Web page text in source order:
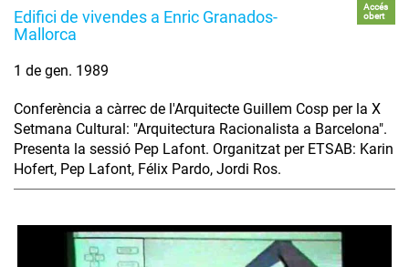
Edifici de vivendes a Enric Granados-
Mallorca
Accés
obert
1 de gen. 1989
Conferència a càrrec de l'Arquitecte Guillem Cosp per la X
Setmana Cultural: "Arquitectura Racionalista a Barcelona".
Presenta la sessió Pep Lafont. Organitzat per ETSAB: Karin
Hofert, Pep Lafont, Félix Pardo, Jordi Ros.